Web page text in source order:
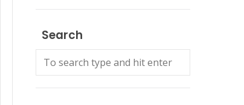
Search